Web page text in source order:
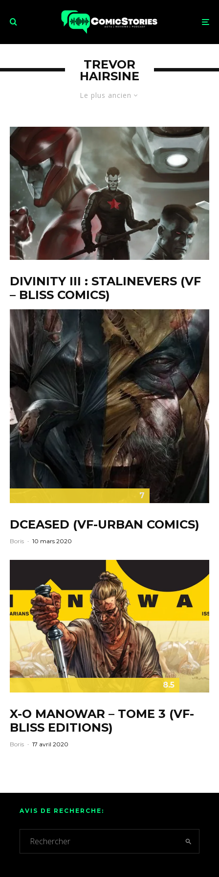
Le plus ancien
TREVOR
HAIRSINE
DIVINITY III : STALINEVERS (VF
– BLISS COMICS)
Kidroy · 26 octobre 2017
7
DCEASED (VF-URBAN COMICS)
Boris · 10 mars 2020
8.5
X-O MANOWAR – TOME 3 (VF-
BLISS EDITIONS)
Boris · 17 avril 2020
AVIS DE RECHERCHE: